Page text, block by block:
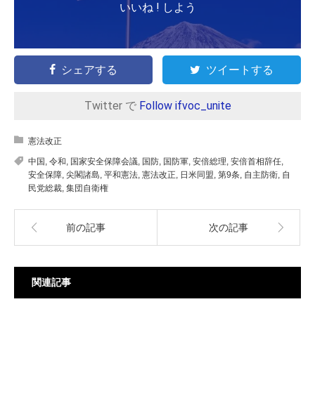
いいね ! しよう
シェアする ツイートする
Twitter で Follow ifvoc_unite
憲法改正
中国 , 令和, 国家安全保障会議, 国防, 国防軍, 安倍総理, 安倍首相辞任,
安全保障, 尖閣諸島, 平和憲法, 憲法改正, 日米同盟, 第9条, 自主防衛, 自
民党総裁, 集団自衛権
前の記事 次の記事
関連記事